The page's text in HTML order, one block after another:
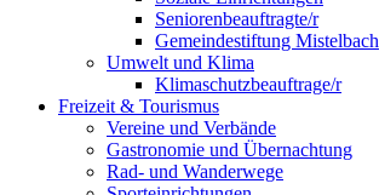
Seniorenbeauftragte/r
Gemeindestiftung Mistelbach
Umwelt und Klima
Klimaschutzbeauftrage/r
Freizeit & Tourismus
Vereine und Verbände
Gastronomie und Übernachtung
Rad- und Wanderwege